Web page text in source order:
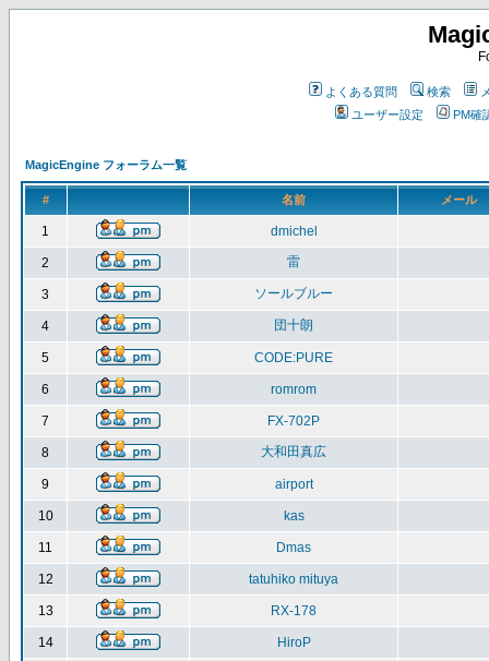
よくある質問 検索
ユーザー設定
PM確
MagicEngine フォーラム一覧
# 名前 メール
1 dmichel
2 雷
3 ソールブルー
4 団十朗
5 CODE:PURE
6 romrom
7 FX-702P
8 大和田真広
9 airport
10 kas
11 Dmas
12 tatuhiko mituya
13 RX-178
14 HiroP